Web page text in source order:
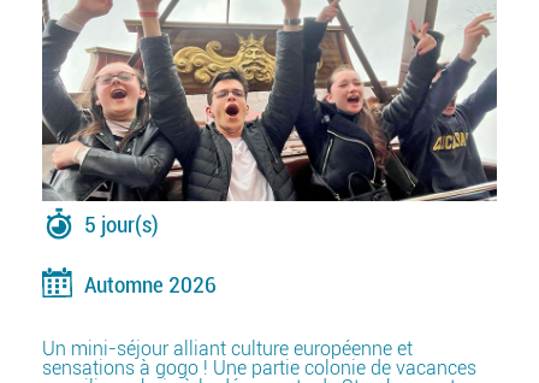
5 jour(s)
Automne 2026
Un mini-séjour alliant culture européenne et
sensations à gogo ! Une partie colonie de vacances